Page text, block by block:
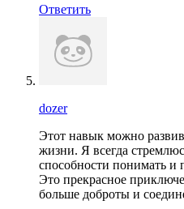
Ответить
dozer
Этот навык можно
жизни. Я всегда
способности понимать и
Это прекрасное
больше доброты и